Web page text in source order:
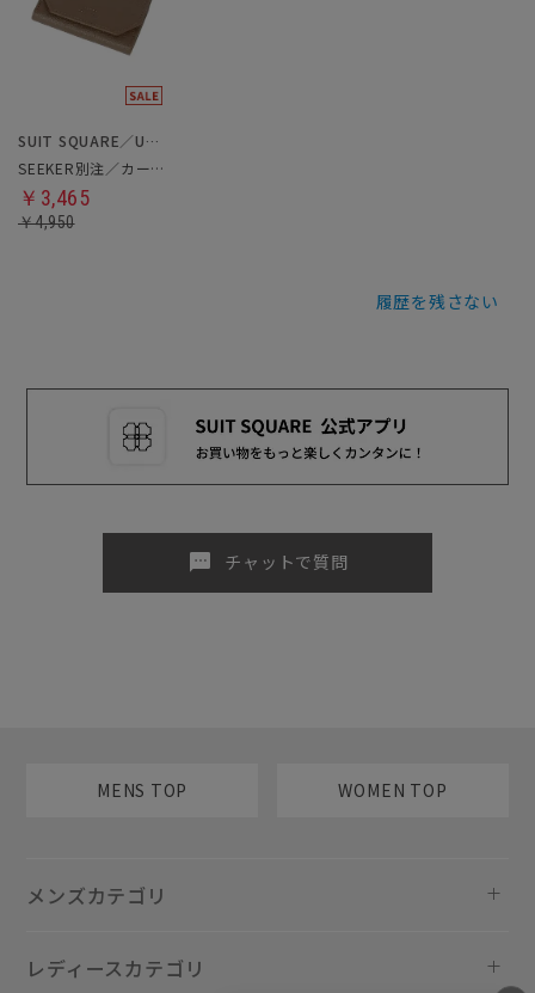
SUIT SQUARE／UNIVERSAL LANGUAGE
SEEKER別注／カードケース
￥3,465
￥4,950
履歴を残さない
sms チャットで質問
MENS TOP WOMEN TOP
メンズカテゴリ
レディースカテゴリ